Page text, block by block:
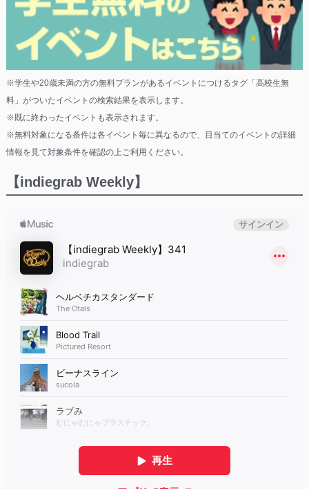
※学生や20歳未満の方の無料プランがあるイベントにつけるタグ「高校生無
料」がついたイベントの検索結果を表示します。
※既に終わったイベントも表示されます。
※無料対象になる条件は各イベント毎に異なるので、目当てのイベントの詳細
情報を見て対象条件を確認の上ご利用ください。
【indiegrab Weekly】